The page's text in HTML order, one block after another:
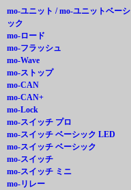
mo-ユニット / mo-ユニットベーシ
ック
mo-ロード
mo-フラッシュ
mo-Wave
mo-ストップ
mo-CAN
mo-CAN+
mo-Lock
mo-スイッチ プロ
mo-スイッチ ベーシック LED
mo-スイッチ ベーシック
mo-スイッチ
mo-スイッチ ミニ
mo-リレー